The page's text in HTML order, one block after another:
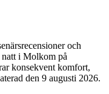
och
natt i Molkom på
konsekvent komfort,
den 9 augusti 2026.